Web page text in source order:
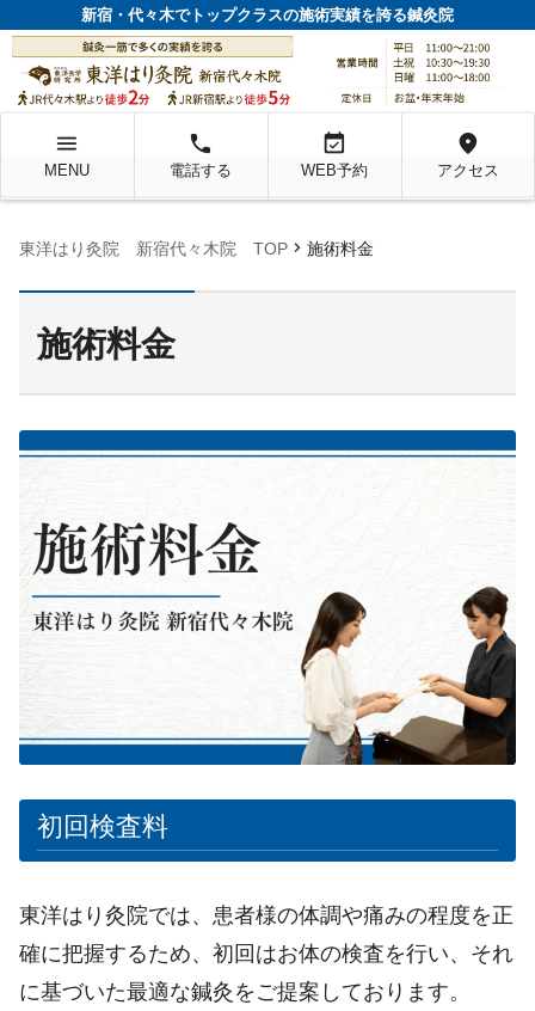
新宿・代々木でトップクラスの施術実績を誇る鍼灸院
menu
MENU
local_phone
電話する
event_available
WEB予約
location_on
アクセス
東洋はり灸院 新宿代々木院 TOP chevron_right 施術料金
施術料金
初回検査料
東洋はり灸院では、患者様の体調や痛みの程度を正
確に把握するため、初回はお体の検査を行い、それ
に基づいた最適な鍼灸をご提案しております。